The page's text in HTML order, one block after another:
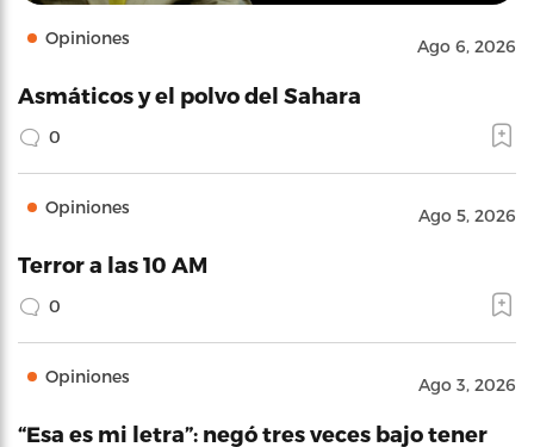
Opiniones Ago 6, 2026
Asmáticos y el polvo del Sahara
0
Opiniones Ago 5, 2026
Terror a las 10 AM
0
Opiniones Ago 3, 2026
“Esa es mi letra”: negó tres veces bajo tener